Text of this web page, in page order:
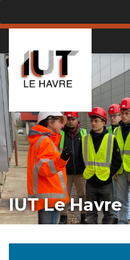
IUT Le Havre